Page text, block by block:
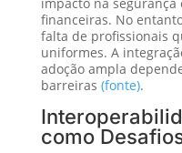
financeiras. No
falta de profissionais
uniformes. A
adoção ampla
barreiras (fonte).
como